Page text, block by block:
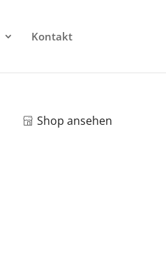
Kontakt
Shop ansehen